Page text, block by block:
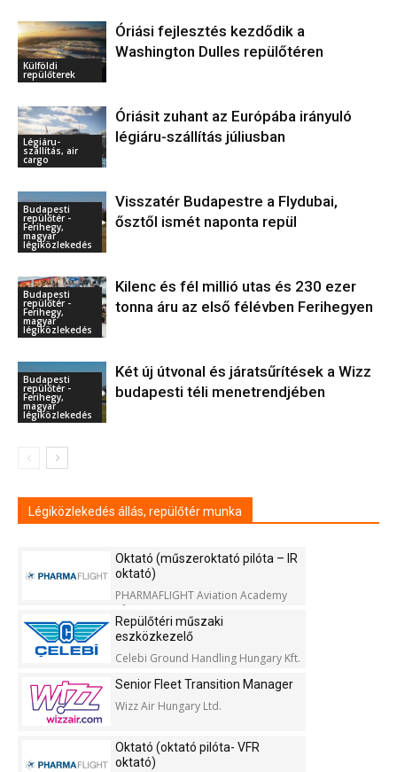
Külföldi
repülőterek
Óriási fejlesztés kezdődik a
Washington Dulles repülőtéren
Légiáru-
szállítás, air
cargo
Óriásit zuhant az Európába irányuló
légiáru-szállítás júliusban
Budapesti
repülőtér -
Ferihegy,
magyar
légiközlekedés
Visszatér Budapestre a Flydubai,
ősztől ismét naponta repül
Budapesti
repülőtér -
Ferihegy,
magyar
légiközlekedés
Kilenc és fél millió utas és 230 ezer
tonna áru az első félévben Ferihegyen
Budapesti
repülőtér -
Ferihegy,
magyar
légiközlekedés
Két új útvonal és járatsűrítések a Wizz
budapesti téli menetrendjében
Légiközlekedés állás, repülőtér munka
Oktató (műszeroktató pilóta – IR
oktató)
PHARMAFLIGHT Aviation Academy
Kft.
Repülőtéri műszaki
eszközkezelő
Celebi Ground Handling Hungary Kft.
Senior Fleet Transition Manager
Wizz Air Hungary Ltd.
Oktató (oktató pilóta- VFR
oktató)